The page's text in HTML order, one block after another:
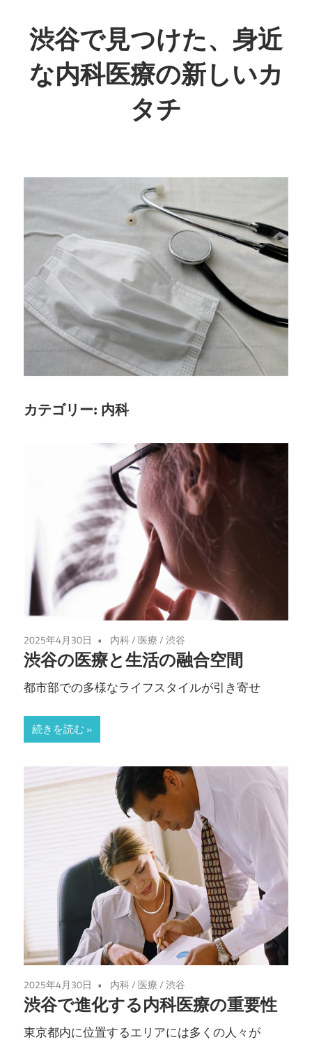
ン
テ
ン
渋谷で見つけた、身近
な内科医療の新しいカ
タチ
た
健
康
守
る、
身
専
医
し
い
日
常
カテゴリー: 内科
2025年4月30日 内科/ 医療/渋谷
渋谷の医療と生活の融合空間
都市部での多様なライフスタイルが引き寄せ
続きを読む
2025年4月30日 内科/ 医療/渋谷
渋谷で進化する内科医療の重要性
東京都内に位置するエリアには多くの人々が